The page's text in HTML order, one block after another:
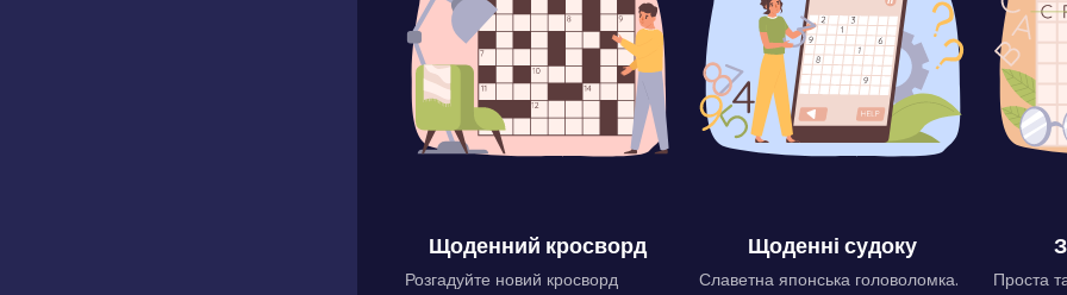
Щоденний кросворд
Розгадуйте новий кросворд
Щоденні судоку
Славетна японська головоломка.
Проста